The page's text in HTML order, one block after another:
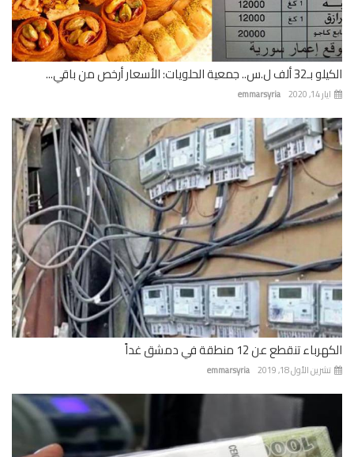
الحلويات: الأسعار أرخص من باقي...
emmarsyria
تنقطع عن 12 منطقة في دمشق غداً
emmarsyria الأول 18, 2019